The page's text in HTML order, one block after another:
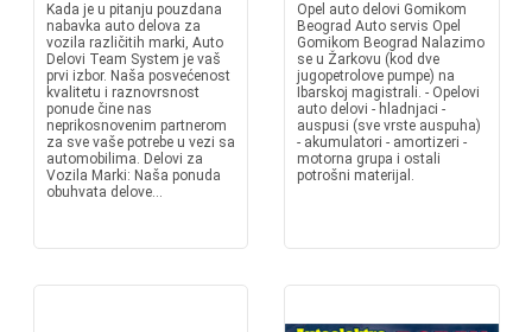
Kada je u pitanju pouzdana
nabavka auto delova za
vozila različitih marki, Auto
Delovi Team System je vaš
prvi izbor. Naša posvećenost
kvalitetu i raznovrsnost
ponude čine nas
neprikosnovenim partnerom
za sve vaše potrebe u vezi sa
automobilima. Delovi za
Vozila Marki: Naša ponuda
obuhvata delove...
Opel auto delovi Gomikom
Beograd Auto servis Opel
Gomikom Beograd Nalazimo
se u Žarkovu (kod dve
jugopetrolove pumpe) na
Ibarskoj magistrali. - Opelovi
auto delovi - hladnjaci -
auspusi (sve vrste auspuha)
- akumulatori - amortizeri -
motorna grupa i ostali
potrošni materijal.